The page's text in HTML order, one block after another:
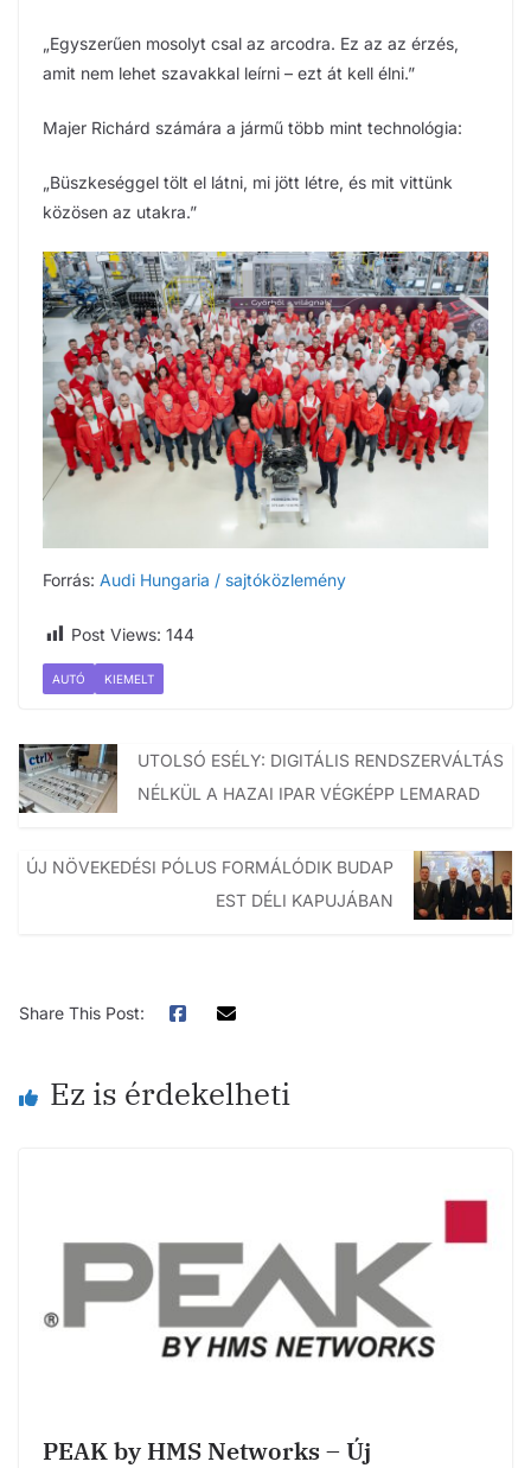
„Egyszerűen mosolyt csal az arcodra. Ez az az érzés,
amit nem lehet szavakkal leírni – ezt át kell élni.”
Majer Richárd számára a jármű több mint technológia:
„Büszkeséggel tölt el látni, mi jött létre, és mit vittünk
közösen az utakra.”
Forrás: Audi Hungaria / sajtóközlemény
Post Views: 144
AUTÓ KIEMELT
UTOLSÓ ESÉLY: DIGITÁLIS RENDSZERVÁLTÁS
NÉLKÜL A HAZAI IPAR VÉGKÉPP LEMARAD
ÚJ NÖVEKEDÉSI PÓLUS FORMÁLÓDIK BUDAP
EST DÉLI KAPUJÁBAN
Share This Post:
Ez is érdekelheti
PEAK by HMS Networks – Új